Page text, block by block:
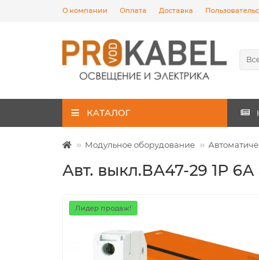
О компании Оплата Доставка
КАТАЛОГ
Модульное оборудование
Авт. выкл.ВА47-29 1Р
Лидер продаж!